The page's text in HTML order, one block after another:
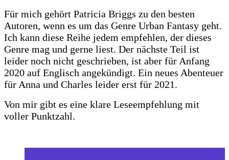
Für mich gehört Patricia Briggs zu den besten
Autoren, wenn es um das Genre Urban Fantasy geht.
Ich kann diese Reihe jedem empfehlen, der dieses
Genre mag und gerne liest. Der nächste Teil ist
leider noch nicht geschrieben, ist aber für Anfang
2020 auf Englisch angekündigt. Ein neues Abenteuer
für Anna und Charles leider erst für 2021.
Von mir gibt es eine klare Leseempfehlung mit
voller Punktzahl.